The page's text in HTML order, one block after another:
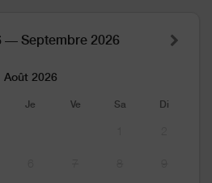
— Septembre 2026
Août 2026
Je Ve Sa Di